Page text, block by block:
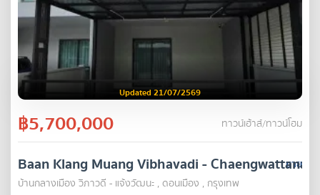
Updated 21/07/2569
฿5,700,000 ทาวน์เฮ้าส์/ทาวน์โฮม
ขาย
Baan Klang Muang Vibhavadi - Chaengwattana
บ้านกลางเมือง วิภาวดี - แจ้งวัฒนะ , ดอนเมือง , กรุงเทพ